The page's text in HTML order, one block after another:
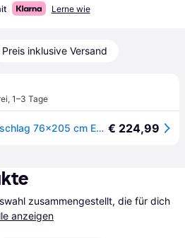
Lerne wie
Preis inklusive Versand
, 1–3 Tage
vidaXL Schiebetür mit Beschlag 76x205 cm ESG-Glas & Aluminium € 224,99
zusammengestellt, die für dich
anzeigen